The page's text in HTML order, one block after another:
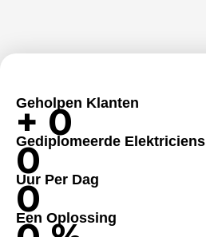
Geholpen Klanten
+ 0
Gediplomeerde Elektriciens
0
Uur Per Dag
0
Een Oplossing